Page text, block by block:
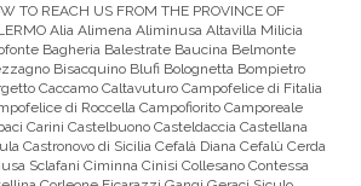
TO REACH US FROM THE PROVINCE OF
Alia Alimena Aliminusa Altavilla Milicia
Bagheria Balestrate Baucina Belmonte
Bisacquino Blufi Bolognetta Bompietro
Caccamo Caltavuturo Campofelice di Fitalia
di Roccella Campofiorito Camporeale
Carini Castelbuono Casteldaccia Castellana
Castronovo di Sicilia Cefalà Diana Cefalù Cerda
Sclafani Ciminna Cinisi Collesano Contessa